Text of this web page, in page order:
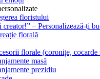
floristului
creator!” – Personalizează-ți
florală
florale (coronițe, cocarde
masă
prezidiu